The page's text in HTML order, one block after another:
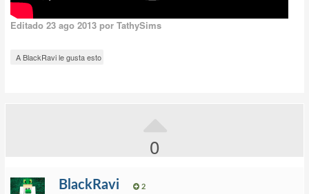
Editado 23 ago 2013 por TathySims
A BlackRavi le gusta esto
0
BlackRavi 2